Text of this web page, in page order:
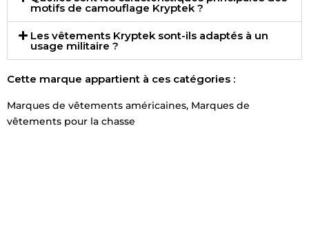
motifs de camouflage Kryptek ?
Les vêtements Kryptek sont-ils adaptés à un
usage militaire ?
Cette marque appartient à ces catégories :
Marques de vêtements américaines, Marques de
vêtements pour la chasse